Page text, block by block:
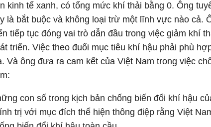
kinh tế xanh, có tổng mức khí thải bằng 0. Ông
là bắt buộc và không loại trừ một lĩnh vực nào cả.
tiếp tục đóng vai trò dẫn đầu trong việc giảm khí
triển. Việc theo đuổi mục tiêu khí hậu phải phù
Và ông đưa ra cam kết của Việt Nam trong việc
con số trong kịch bản chống biến đổi khí hậu
trị với mục đích thể hiện thông điệp rằng Việt